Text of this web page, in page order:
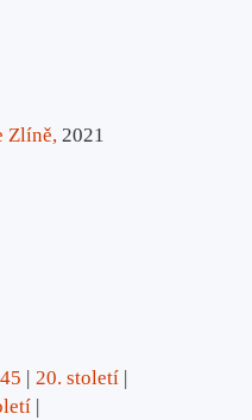
Zlíně, 2021
20. století